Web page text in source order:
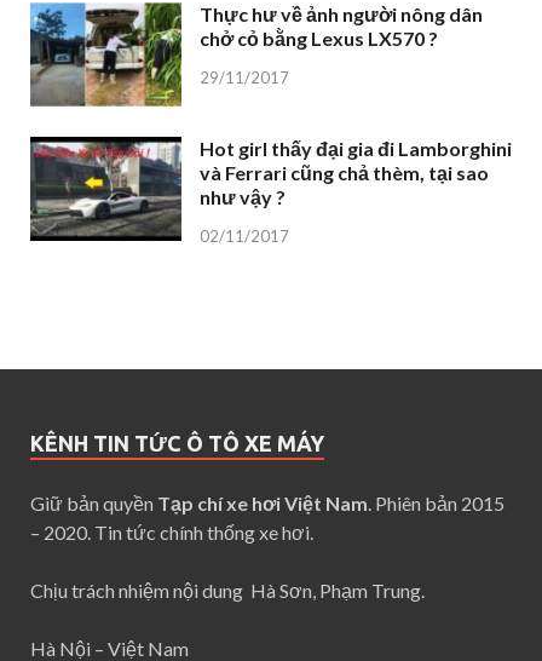
Thực hư về ảnh người nông dân
chở cỏ bằng Lexus LX570 ?
29/11/2017
Hot girl thấy đại gia đi Lamborghini
và Ferrari cũng chả thèm, tại sao
như vậy ?
02/11/2017
KÊNH TIN TỨC Ô TÔ XE MÁY
Giữ bản quyền Tạp chí xe hơi Việt Nam . Phiên bản 2015
– 2020. Tin tức chính thống xe hơi.
Chịu trách nhiệm nội dung Hà Sơn, Phạm Trung.
Hà Nội – Việt Nam